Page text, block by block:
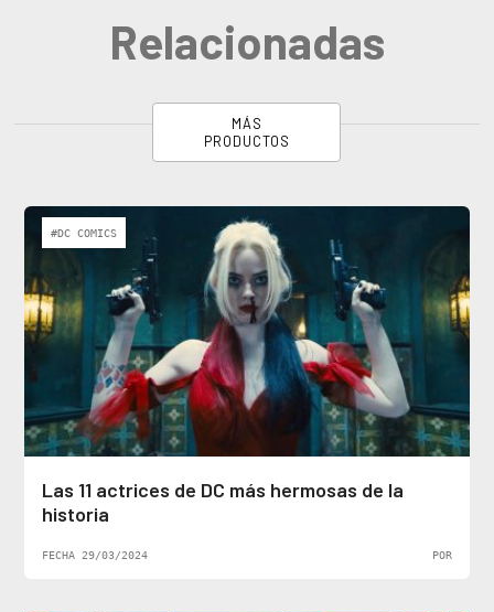
Relacionadas
MÁS
PRODUCTOS
#DC COMICS
Las 11 actrices de DC más hermosas de la
historia
FECHA 29/03/2024 POR